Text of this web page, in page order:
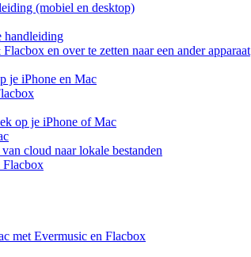
(mobiel en desktop)
handleiding
en over te zetten naar een ander apparaat
je iPhone en Mac
op je iPhone of Mac
cloud naar lokale bestanden
Flacbox
met Evermusic en Flacbox